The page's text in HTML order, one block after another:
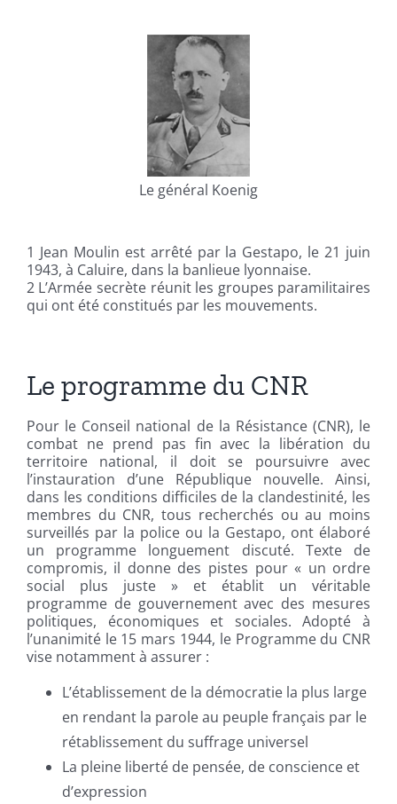
Le général Koenig
1 Jean Moulin est arrêté par la Gestapo, le 21 juin
1943, à Caluire, dans la banlieue lyonnaise.
2 L’Armée secrète réunit les groupes paramilitaires
qui ont été constitués par les mouvements.
Le programme du CNR
Pour le Conseil national de la Résistance (CNR), le
combat ne prend pas fin avec la libération du
territoire national, il doit se poursuivre avec
l’instauration d’une République nouvelle. Ainsi,
dans les conditions difficiles de la clandestinité, les
membres du CNR, tous recherchés ou au moins
surveillés par la police ou la Gestapo, ont élaboré
un programme longuement discuté. Texte de
compromis, il donne des pistes pour « un ordre
social plus juste » et établit un véritable
programme de gouvernement avec des mesures
politiques, économiques et sociales. Adopté à
l’unanimité le 15 mars 1944, le Programme du CNR
vise notamment à assurer :
L’établissement de la démocratie la plus large
en rendant la parole au peuple français par le
rétablissement du suffrage universel
La pleine liberté de pensée, de conscience et
d’expression